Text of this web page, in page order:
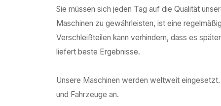
Sie müssen sich jeden Tag auf die Qualität
Maschinen zu gewährleisten, ist eine
Verschleißteilen kann verhindern, dass es
liefert beste Ergebnisse.
Unsere Maschinen werden weltweit
und Fahrzeuge an.